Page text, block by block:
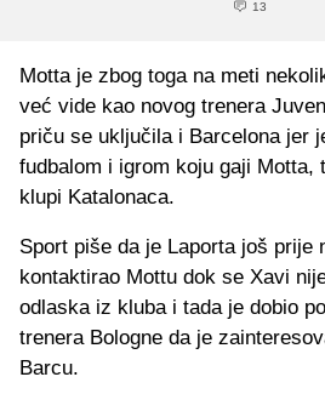
13
Motta je zbog toga na meti
već vide kao novog trenera
priču se uključila i Barcelona jer
fudbalom i igrom koju gaji Motta,
klupi Katalonaca.
Sport piše da je Laporta još prije
kontaktirao Mottu dok se Xavi
odlaska iz kluba i tada je dobio
trenera Bologne da je
Barcu.